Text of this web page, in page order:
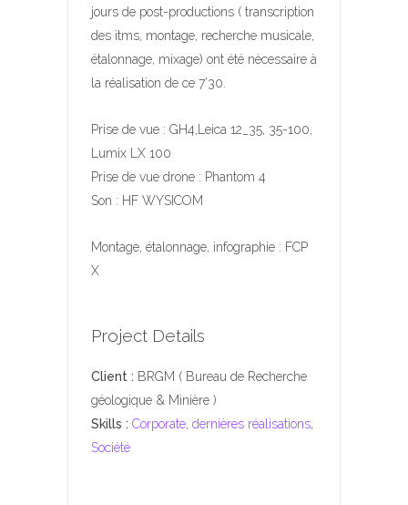
jours de post-productions ( transcription
des itms, montage, recherche musicale,
étalonnage, mixage) ont été nécessaire à
la réalisation de ce 7’30.
Prise de vue : GH4,Leica 12_35, 35-100,
Lumix LX 100
Prise de vue drone : Phantom 4
Son : HF WYSICOM
Montage, étalonnage, infographie : FCP
X
Project Details
Client : BRGM ( Bureau de Recherche
géologique & Minière )
Skills : Corporate dernières réalisations
Société